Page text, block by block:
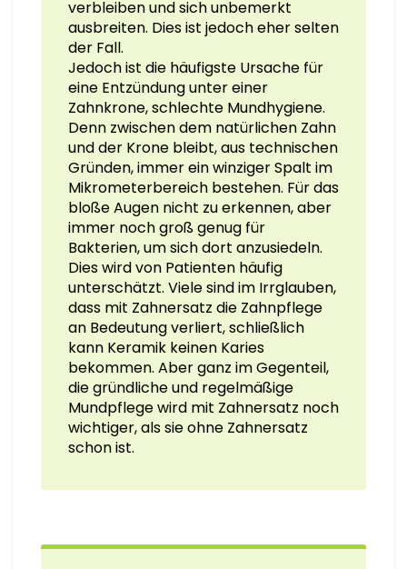
verbleiben und sich unbemerkt
ausbreiten. Dies ist jedoch eher selten
der Fall.
Jedoch ist die häufigste Ursache für
eine Entzündung unter einer
Zahnkrone, schlechte Mundhygiene.
Denn zwischen dem natürlichen Zahn
und der Krone bleibt, aus technischen
Gründen, immer ein winziger Spalt im
Mikrometerbereich bestehen. Für das
bloße Augen nicht zu erkennen, aber
immer noch groß genug für
Bakterien, um sich dort anzusiedeln.
Dies wird von Patienten häufig
unterschätzt. Viele sind im Irrglauben,
dass mit Zahnersatz die Zahnpflege
an Bedeutung verliert, schließlich
kann Keramik keinen Karies
bekommen. Aber ganz im Gegenteil,
die gründliche und regelmäßige
Mundpflege wird mit Zahnersatz noch
wichtiger, als sie ohne Zahnersatz
schon ist.